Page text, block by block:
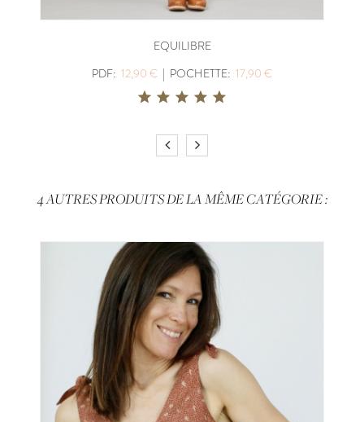
EQUILIBRE
PDF: 12,90 € | POCHETTE: 17,90 €
4 AUTRES PRODUITS DE LA MÊME CATÉGORIE :